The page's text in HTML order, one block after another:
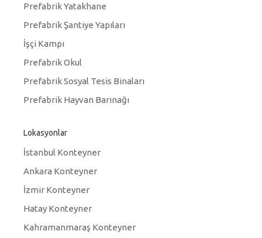
Prefabrik Yatakhane
Prefabrik Şantiye Yapıları
İşçi Kampı
Prefabrik Okul
Prefabrik Sosyal Tesis Binaları
Prefabrik Hayvan Barınağı
Lokasyonlar
İstanbul Konteyner
Ankara Konteyner
İzmir Konteyner
Hatay Konteyner
Kahramanmaraş Konteyner